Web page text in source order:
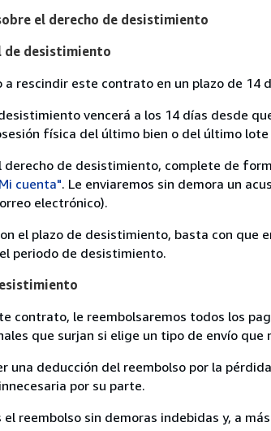
el derecho de desistimiento
de desistimiento
a rescindir este contrato en un plazo de 14
vencerá a los 14 días desde
física del último bien o del último lote
derecho de desistimiento, complete de
cuenta". Le enviaremos sin demora un
electrónico).
el plazo de desistimiento, basta con
periodo de desistimiento.
contrato, le reembolsaremos todos los
que surjan si elige un tipo de envío
una deducción del reembolso por la
por su parte.
reembolso sin demoras indebidas y, a